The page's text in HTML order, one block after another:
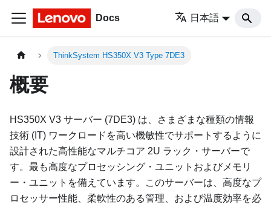
Docs 日本語
ThinkSystem HS350X V3 Type 7DE3
概要
HS350X V3 サーバー (7DE3) は、さまざまな種類の情報
技術 (IT) ワークロードを高い機敏性でサポートするように
設計された高性能なマルチコア 2U ラック・サーバーで
す。最も高度なプロセッシング・ユニットおよびメモリ
ー・ユニットを備えています。このサーバーは、高度なプ
ロセッサー性能、柔軟性のある管理、および温度効率を必